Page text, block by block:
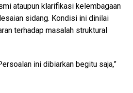
ataupun klarifikasi kelembagaan
sidang. Kondisi ini dinilai
terhadap masalah struktural
ini dibiarkan begitu saja,”